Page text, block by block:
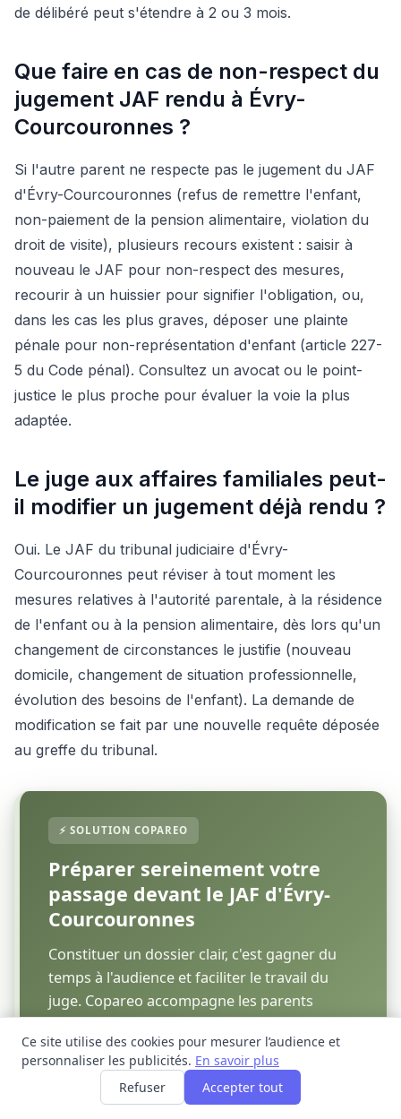
de délibéré peut s'étendre à 2 ou 3 mois.
Que faire en cas de non-respect du
jugement JAF rendu à Évry-
Courcouronnes ?
Si l'autre parent ne respecte pas le jugement du JAF
d'Évry-Courcouronnes (refus de remettre l'enfant,
non-paiement de la pension alimentaire, violation du
droit de visite), plusieurs recours existent : saisir à
nouveau le JAF pour non-respect des mesures,
recourir à un huissier pour signifier l'obligation, ou,
dans les cas les plus graves, déposer une plainte
pénale pour non-représentation d'enfant (article 227-
5 du Code pénal). Consultez un avocat ou le point-
justice le plus proche pour évaluer la voie la plus
adaptée.
Le juge aux affaires familiales peut-
il modifier un jugement déjà rendu ?
Oui. Le JAF du tribunal judiciaire d'Évry-
Courcouronnes peut réviser à tout moment les
mesures relatives à l'autorité parentale, à la résidence
de l'enfant ou à la pension alimentaire, dès lors qu'un
changement de circonstances le justifie (nouveau
domicile, changement de situation professionnelle,
évolution des besoins de l'enfant). La demande de
modification se fait par une nouvelle requête déposée
au greffe du tribunal.
Préparer sereinement votre
passage devant le JAF d'Évry-
Courcouronnes
Constituer un dossier clair, c'est gagner du
temps à l'audience et faciliter le travail du
juge. Copareo accompagne les parents
séparés dans la documentation de leur
quotidien, à partir de 6,90 €/mois.
Ce site utilise des cookies pour mesurer l’audience et
personnaliser les publicités. En savoir plus
Refuser
Accepter tout